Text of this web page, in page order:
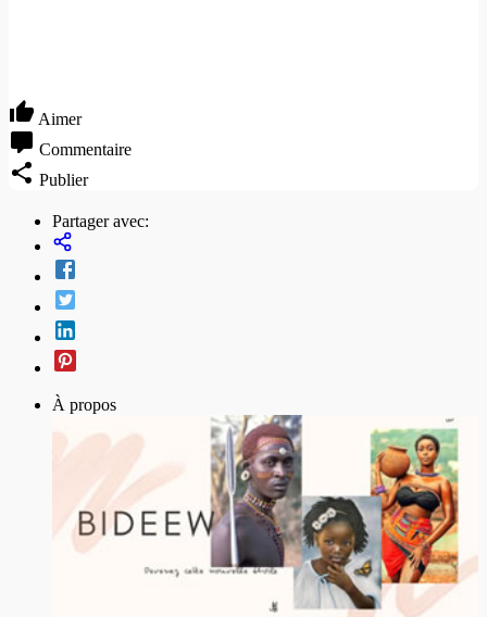
Aimer
Commentaire
Publier
Partager avec:
À propos